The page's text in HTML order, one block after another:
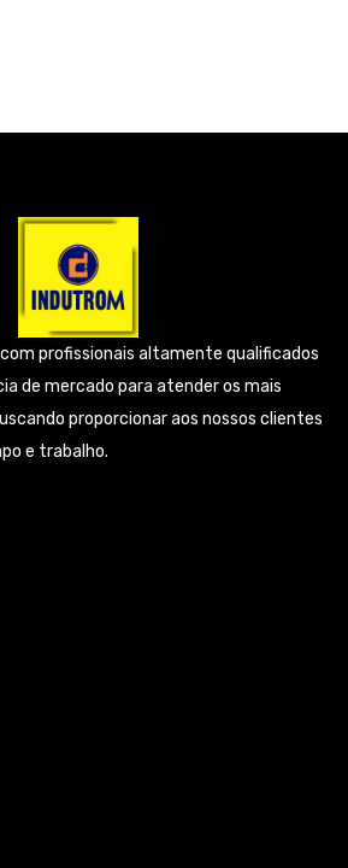
profissionais altamente qualificados
de mercado para atender os mais
proporcionar aos nossos clientes
e trabalho.